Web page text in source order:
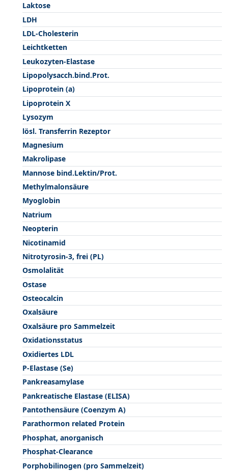
Laktose
LDH
LDL-Cholesterin
Leichtketten
Leukozyten-Elastase
Lipopolysacch.bind.Prot.
Lipoprotein (a)
Lipoprotein X
Lysozym
lösl. Transferrin Rezeptor
Magnesium
Makrolipase
Mannose bind.Lektin/Prot.
Methylmalonsäure
Myoglobin
Natrium
Neopterin
Nicotinamid
Nitrotyrosin-3, frei (PL)
Osmolalität
Ostase
Osteocalcin
Oxalsäure
Oxalsäure pro Sammelzeit
Oxidationsstatus
Oxidiertes LDL
P-Elastase (Se)
Pankreasamylase
Pankreatische Elastase (ELISA)
Pantothensäure (Coenzym A)
Parathormon related Protein
Phosphat, anorganisch
Phosphat-Clearance
Porphobilinogen (pro Sammelzeit)